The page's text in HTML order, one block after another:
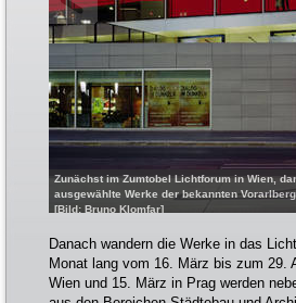
Zunächst im Zumtobel Lichtforum in Wien,
ausgewählte Werke der bekannten
[Bild: Bruno Klomfar]
Danach wandern die Werke in das
Monat lang vom 16. März bis zum 29.
Wien und 15. März in Prag werden